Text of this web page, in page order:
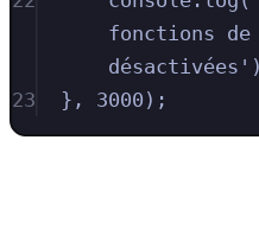
fonctions
23
}, 3000);